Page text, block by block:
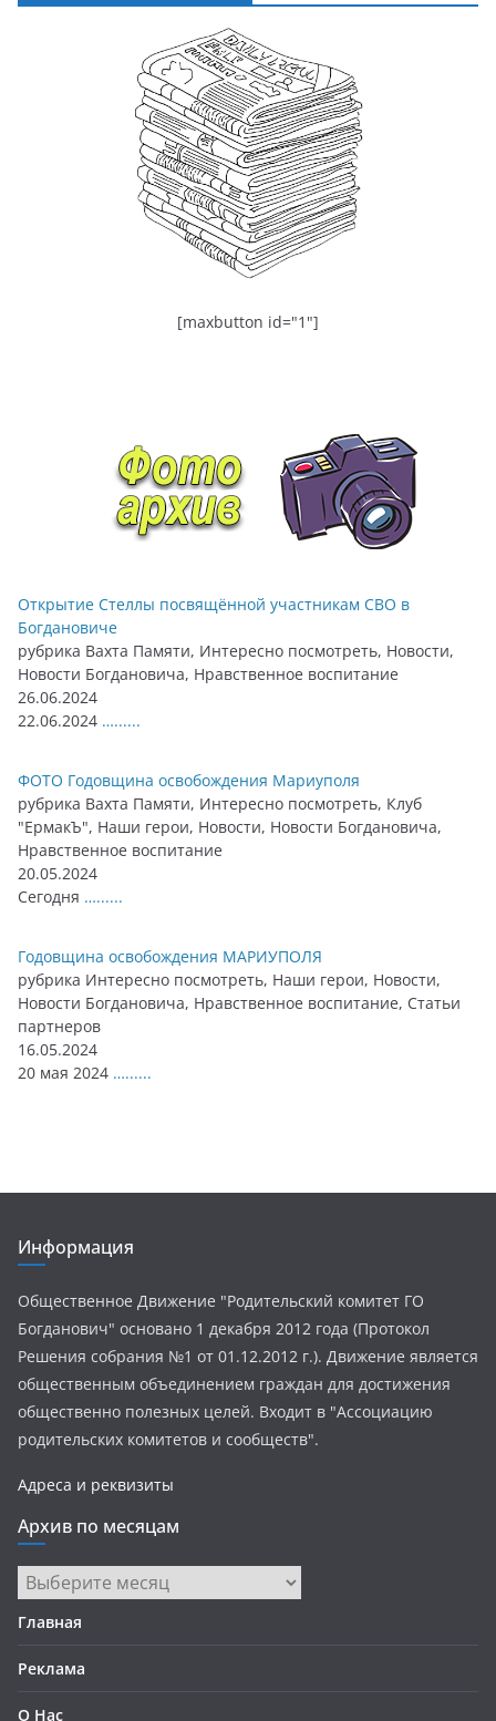
[maxbutton id="1"]
Открытие Стеллы посвящённой участникам СВО в
Богдановиче
рубрика Вахта Памяти, Интересно посмотреть, Новости,
Новости Богдановича, Нравственное воспитание
26.06.2024
22.06.2024 …......
ФОТО Годовщина освобождения Мариуполя
рубрика Вахта Памяти, Интересно посмотреть, Клуб
"ЕрмакЪ", Наши герои, Новости, Новости Богдановича,
Нравственное воспитание
20.05.2024
Сегодня …......
Годовщина освобождения МАРИУПОЛЯ
рубрика Интересно посмотреть, Наши герои, Новости,
Новости Богдановича, Нравственное воспитание, Статьи
партнеров
16.05.2024
20 мая 2024 …......
Информация
Общественное Движение "Родительский комитет ГО
Богданович" основано 1 декабря 2012 года (Протокол
Решения собрания №1 от 01.12.2012 г.). Движение является
общественным объединением граждан для достижения
общественно полезных целей. Входит в "Ассоциацию
родительских комитетов и сообществ".
Адреса и реквизиты
Архив по месяцам
Архив
по
месяцам
Главная
Реклама
О Нас